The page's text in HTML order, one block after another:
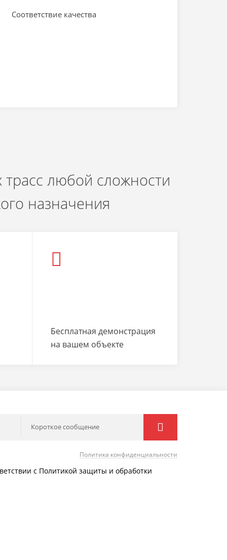
Соответствие качества
любой сложности
назначения
Бесплатная демонстрация
на вашем объекте
Короткое сообщение
Политика конфиденциальности
с Политикой защиты и обработки